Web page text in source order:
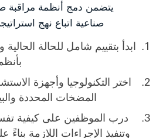
يتضمن دمج أنظمة مراقبة
صناعية اتباع نهج
ابدأ بتقييم شامل للحالة
اختر التكنولوجيا وأجهزة
المضخات المحددة
درب الموظفين على كيفية
وتنفيذ الإجراءات اللازمة